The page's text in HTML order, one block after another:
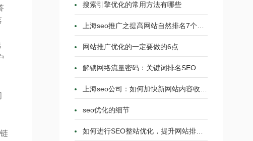
搜索引擎优化的常用方法有哪些
上海seo推广之提高网站自然排名7个优化技巧
网站推广优化的一定要做的6点
解锁网络流量密码：关键词排名SEO优化的实战策
上海seo公司：如何加快新网站内容收录?
seo优化的细节
如何进行SEO整站优化，提升网站排名和流量